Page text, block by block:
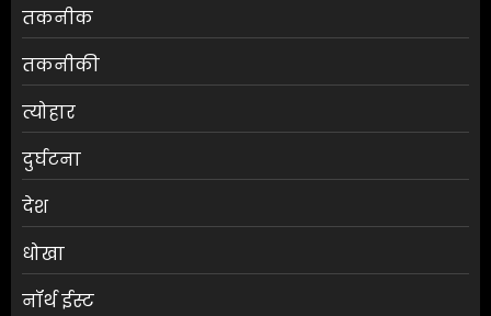
तकनीक
तकनीकी
त्योहार
दुर्घटना
देश
धोखा
नॉर्थ ईस्ट